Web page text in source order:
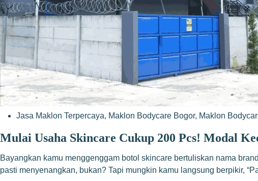
Jasa Maklon Terpercaya, Maklon Bodycare Bogor, Maklon
Mulai Usaha Skincare Cukup 200 Pcs! Modal
Bayangkan kamu menggenggam botol skincare bertuliskan nama
pasti menyenangkan, bukan? Tapi mungkin kamu langsung berpikir,